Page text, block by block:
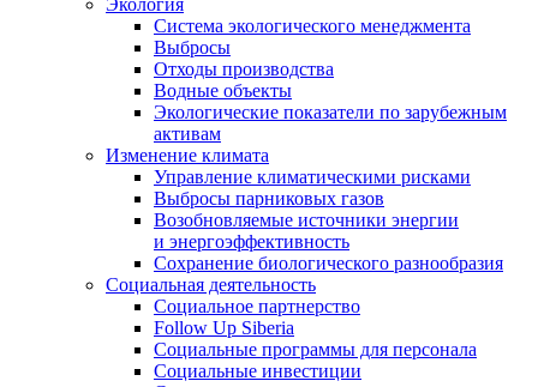
Экология
Система экологического менеджмента
Выбросы
Отходы производства
Водные объекты
Экологические показатели по зарубежным
активам
Изменение климата
Управление климатическими рисками
Выбросы парниковых газов
Возобновляемые источники энергии
и энергоэффективность
Сохранение биологического разнообразия
Социальная деятельность
Социальное партнерство
Follow Up Siberia
Социальные программы для персонала
Социальные инвестиции